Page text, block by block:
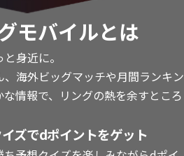
モバイルとは
身近に。
海外ビッグマッチや月間ランキン
情報で、リングの熱を余すところ
ズでdポイントをゲット